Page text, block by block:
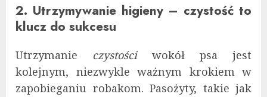
2. Utrzymywanie higieny – czystość to
klucz do sukcesu
Utrzymanie czystościwokół psa jest
kolejnym, niezwykle ważnym krokiem w
zapobieganiu robakom. Pasożyty, takie jak